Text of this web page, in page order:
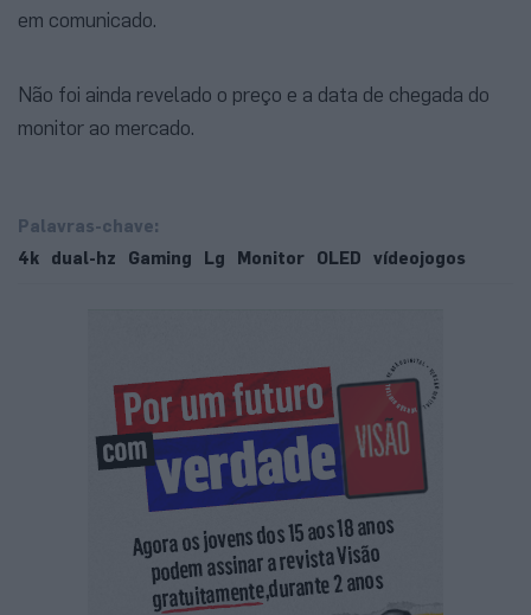
em comunicado.
Não foi ainda revelado o preço e a data de chegada do
monitor ao mercado.
Palavras-chave:
4k
dual-hz Gaming Lg Monitor OLED vídeojogos